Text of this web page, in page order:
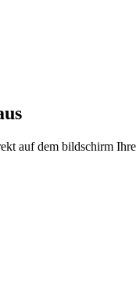
auf dem bildschirm